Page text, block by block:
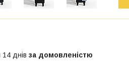
днів за домовленістю